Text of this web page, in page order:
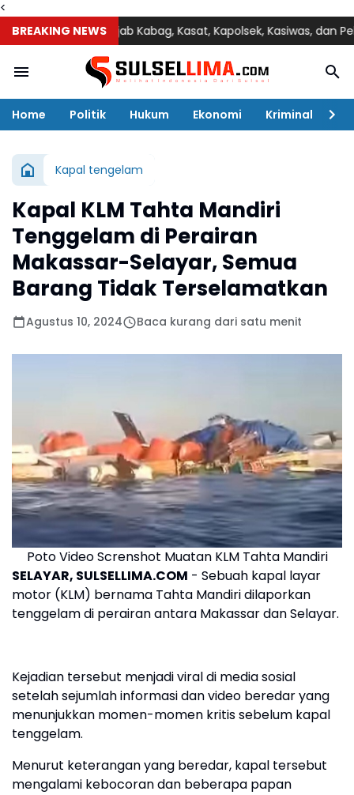
<
BREAKING NEWS
Pimpin Sertijab Kabag, Kasat, Kapolsek, Kasiwas, dan
Home Politik Hukum Ekonomi Kriminal
Kapal tengelam
Kapal KLM Tahta Mandiri
Tenggelam di Perairan
Makassar-Selayar, Semua
Barang Tidak Terselamatkan
Agustus 10, 2024 Baca kurang dari satu menit
Poto Video Screnshot Muatan KLM Tahta Mandiri
SELAYAR, SULSELLIMA.COM - Sebuah kapal layar
motor (KLM) bernama Tahta Mandiri dilaporkan
tenggelam di perairan antara Makassar dan Selayar.
Kejadian tersebut menjadi viral di media sosial
setelah sejumlah informasi dan video beredar yang
menunjukkan momen-momen kritis sebelum kapal
tenggelam.
Menurut keterangan yang beredar, kapal tersebut
mengalami kebocoran dan beberapa papan